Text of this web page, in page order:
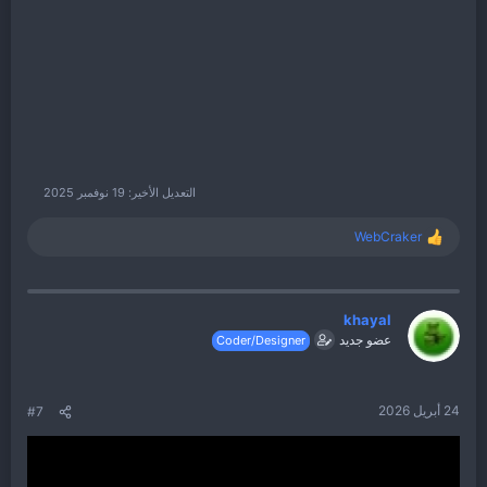
التعديل الأخير: 19 نوفمبر 2025
ا
ف
ا
ع
ل
ا
WebCraker
khayal
عضو جديد Coder/Designer
24 أبريل 2026 #7